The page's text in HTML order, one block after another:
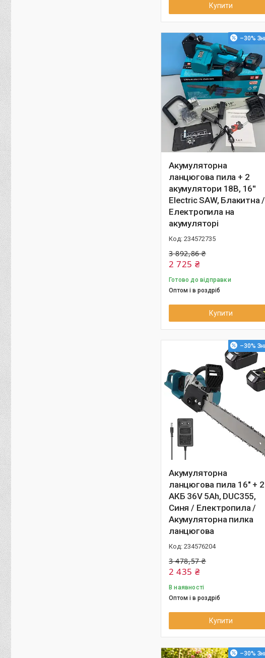
Купити
–30%
Акумуляторна
ланцюгова пила + 2
акумулятори 18В, 16''
Electric SAW, Блакитна /
Електропила на
акумуляторі
234572735
3 892,86 ₴
2 725 ₴
Готово до відправки
Оптом і в роздріб
Купити
–30%
Акумуляторна
ланцюгова пила 16" + 2
АКБ 36V 5Ah, DUC355,
Синя / Електропила /
Акумуляторна пилка
ланцюгова
234576204
3 478,57 ₴
2 435 ₴
В наявності
Оптом і в роздріб
Купити
–30%